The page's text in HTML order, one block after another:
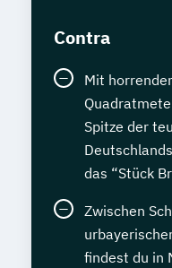
Contra
Mit
Spitze der
das “Stück
Zwischen
findest du in